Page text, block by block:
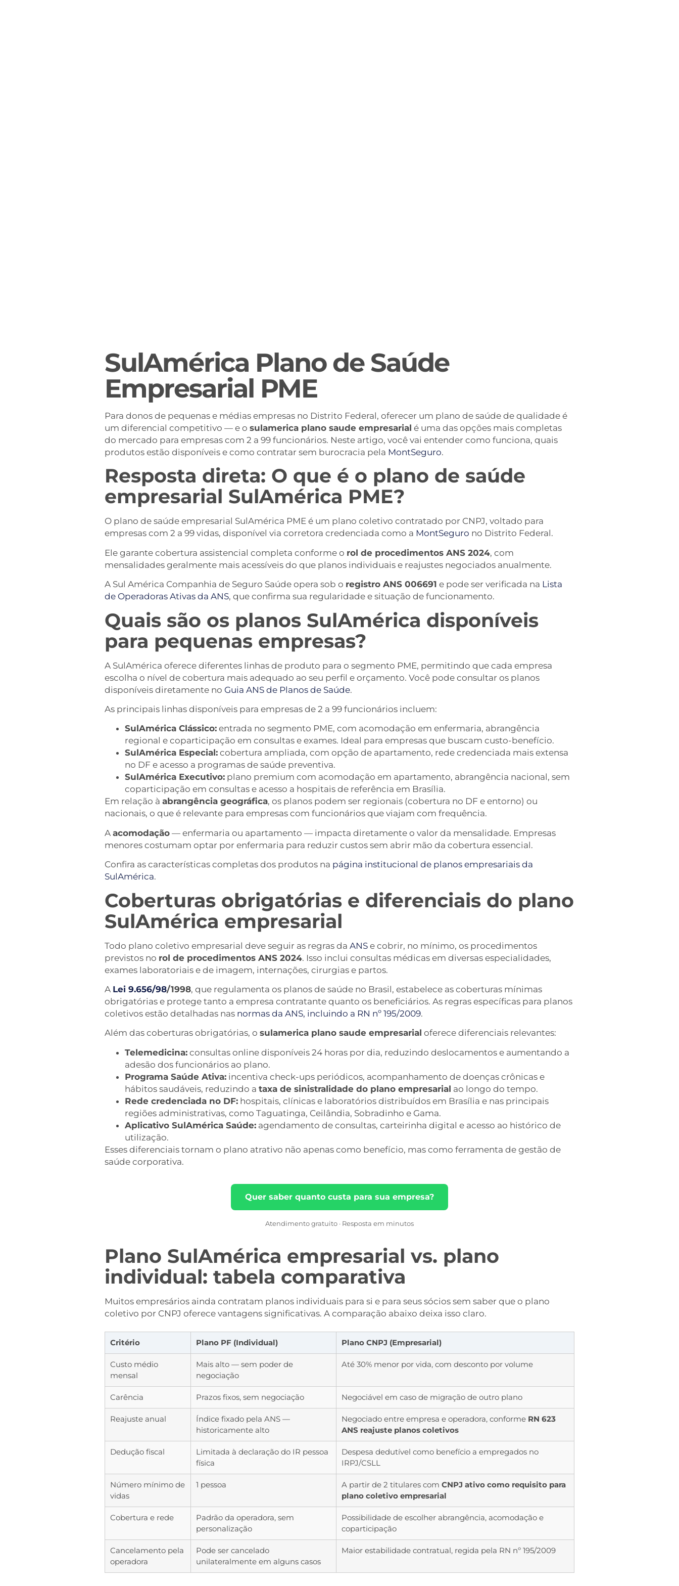
SulAmérica Plano de Saúde
Empresarial PME
Para donos de pequenas e médias empresas no Distrito Federal, oferecer um plano de saúde de qualidade é
um diferencial competitivo — e o sulamerica plano saude empresarial é uma das opções mais completas
do mercado para empresas com 2 a 99 funcionários. Neste artigo, você vai entender como funciona, quais
produtos estão disponíveis e como contratar sem burocracia pela MontSeguro.
Resposta direta: O que é o plano de saúde
empresarial SulAmérica PME?
O plano de saúde empresarial SulAmérica PME é um plano coletivo contratado por CNPJ, voltado para
empresas com 2 a 99 vidas, disponível via corretora credenciada como a MontSeguro no Distrito Federal.
Ele garante cobertura assistencial completa conforme o rol de procedimentos ANS 2024, com
mensalidades geralmente mais acessíveis do que planos individuais e reajustes negociados anualmente.
A Sul América Companhia de Seguro Saúde opera sob o registro ANS 006691 e pode ser verificada na Lista
de Operadoras Ativas da ANS, que confirma sua regularidade e situação de funcionamento.
Quais são os planos SulAmérica disponíveis
para pequenas empresas?
A SulAmérica oferece diferentes linhas de produto para o segmento PME, permitindo que cada empresa
escolha o nível de cobertura mais adequado ao seu perfil e orçamento. Você pode consultar os planos
disponíveis diretamente no Guia ANS de Planos de Saúde.
As principais linhas disponíveis para empresas de 2 a 99 funcionários incluem:
SulAmérica Clássico: entrada no segmento PME, com acomodação em enfermaria, abrangência
regional e coparticipação em consultas e exames. Ideal para empresas que buscam custo-benefício.
SulAmérica Especial: cobertura ampliada, com opção de apartamento, rede credenciada mais extensa
no DF e acesso a programas de saúde preventiva.
SulAmérica Executivo: plano premium com acomodação em apartamento, abrangência nacional, sem
coparticipação em consultas e acesso a hospitais de referência em Brasília.
Em relação à abrangência geográfica, os planos podem ser regionais (cobertura no DF e entorno) ou
nacionais, o que é relevante para empresas com funcionários que viajam com frequência.
A acomodação — enfermaria ou apartamento — impacta diretamente o valor da mensalidade. Empresas
menores costumam optar por enfermaria para reduzir custos sem abrir mão da cobertura essencial.
Confira as características completas dos produtos na página institucional de planos empresariais da
SulAmérica.
Coberturas obrigatórias e diferenciais do plano
SulAmérica empresarial
Todo plano coletivo empresarial deve seguir as regras da ANS e cobrir, no mínimo, os procedimentos
previstos no rol de procedimentos ANS 2024. Isso inclui consultas médicas em diversas especialidades,
exames laboratoriais e de imagem, internações, cirurgias e partos.
A Lei 9.656/98/1998, que regulamenta os planos de saúde no Brasil, estabelece as coberturas mínimas
obrigatórias e protege tanto a empresa contratante quanto os beneficiários. As regras específicas para planos
coletivos estão detalhadas nas normas da ANS, incluindo a RN nº 195/2009.
Além das coberturas obrigatórias, o sulamerica plano saude empresarial oferece diferenciais relevantes:
Telemedicina: consultas online disponíveis 24 horas por dia, reduzindo deslocamentos e aumentando a
adesão dos funcionários ao plano.
Programa Saúde Ativa: incentiva check-ups periódicos, acompanhamento de doenças crônicas e
hábitos saudáveis, reduzindo a taxa de sinistralidade do plano empresarial ao longo do tempo.
Rede credenciada no DF: hospitais, clínicas e laboratórios distribuídos em Brasília e nas principais
regiões administrativas, como Taguatinga, Ceilândia, Sobradinho e Gama.
Aplicativo SulAmérica Saúde: agendamento de consultas, carteirinha digital e acesso ao histórico de
utilização.
Esses diferenciais tornam o plano atrativo não apenas como benefício, mas como ferramenta de gestão de
saúde corporativa.
Quer saber quanto custa para sua empresa?
Atendimento gratuito · Resposta em minutos
Plano SulAmérica empresarial vs. plano
individual: tabela comparativa
Muitos empresários ainda contratam planos individuais para si e para seus sócios sem saber que o plano
coletivo por CNPJ oferece vantagens significativas. A comparação abaixo deixa isso claro.
Critério Plano PF (Individual) Plano CNPJ (Empresarial)
Custo médio
mensal
Mais alto — sem poder de
negociação
Até 30% menor por vida, com desconto por volume
Carência Prazos fixos, sem negociação Negociável em caso de migração de outro plano
Reajuste anual
Índice fixado pela ANS —
historicamente alto
Negociado entre empresa e operadora, conforme RN 623
ANS reajuste planos coletivos
Dedução fiscal
Limitada à declaração do IR pessoa
física
Despesa dedutível como benefício a empregados no
IRPJ/CSLL
Número mínimo de
vidas
1 pessoa A partir de 2 titulares com CNPJ ativo como requisito para
plano coletivo empresarial
Cobertura e rede
Padrão da operadora, sem
personalização
Possibilidade de escolher abrangência, acomodação e
coparticipação
Cancelamento pela
operadora
Pode ser cancelado
unilateralmente em alguns casos
Maior estabilidade contratual, regida pela RN nº 195/2009